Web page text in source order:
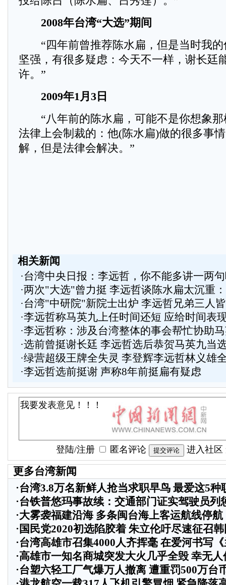
2008年台湾“大选”期间
“四年前曾推荐陈水扁，但是当时我的
坚强，有很多疑虑：今天不一样，谢长廷
许。”
2009年1月3日
“八年前的陈水扁，可能不是你想象那
法律上会制裁的：他(陈水扁)做的很多事
解，但是法律会解决。”
相关新闻
·台湾中央日报：李远哲，你不能多讲一两
·两次"大选"曾力挺 李远哲谈陈水扁太沉重
·台湾"中研院"新院士出炉 李远哲兄弟三人
·李远哲称马英九上任时间还短 应给时间表
·李远哲称：涉及台湾整体的事会帮忙协助
·选前曾挺谢长廷 李远哲选后恭贺马英九当
·绿营超级王牌全失灵 李登辉李远哲林义雄
·李远哲选前挺谢 声称8年前挺扁有疑虑
登陆/注册 匿名评论 进入社区
更多台湾新闻
·台湾3.8万名新鲜人抢当求职早鸟 最爱这5种
·台铁普悠玛事故续：交通部门证实驾驶员列
·大雾袭福建沿海 多条闽台海上客运航线停航
· 国民党2020初选陷胶着 朱立伦吁尽速征召
·台湾高雄市召集4000人齐挥毫 在爱河书写
·高雄市一知名商城突发大火几乎全毁 幸无人
·台塑六轻工厂气爆万人撤离 遭重罚500万台